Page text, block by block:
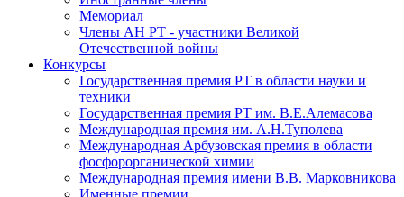
Мемориал
Члены АН РТ - участники Великой
Отечественной войны
Конкурсы
Государственная премия РТ в области науки и
техники
Государственная премия РТ им. В.Е.Алемасова
Международная премия им. А.Н.Туполева
Международная Арбузовская премия в области
фосфорорганической химии
Международная премия имени В.В. Марковникова
Именные премии